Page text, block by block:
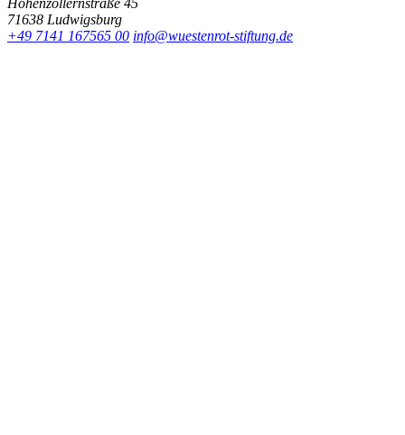
71638 Ludwigsburg
+49 7141 167565 00 info@wuestenrot-stiftung.de